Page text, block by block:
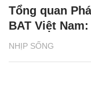
NHỊP SỐNG
Tổng quan
BAT Việt